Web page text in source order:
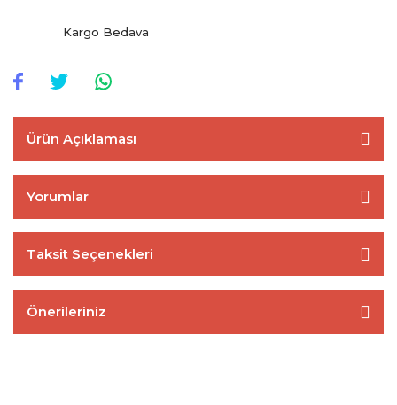
Kargo Bedava
Ürün Açıklaması
Yorumlar
Taksit Seçenekleri
Önerileriniz